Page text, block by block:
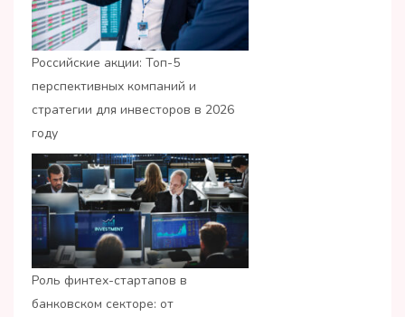
Российские акции: Топ-5
перспективных компаний и
стратегии для инвесторов в 2026
году
Роль финтех-стартапов в
банковском секторе: от